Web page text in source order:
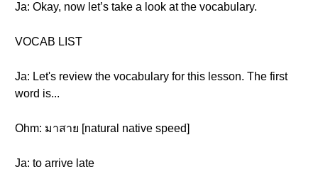
Ja: Okay, now let’s take a look at the vocabulary.
VOCAB LIST
Ja: Let's review the vocabulary for this lesson. The first
word is...
Ohm: มาสาย [natural native speed]
Ja: to arrive late